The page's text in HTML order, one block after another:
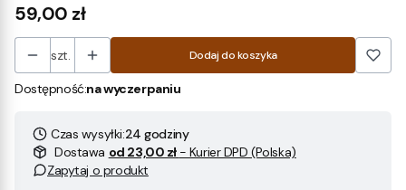
Cena
59,00 zł
szt. Dodaj do koszyka
Dostępność:na wyczerpaniu
Czas wysyłki:24 godziny
Dostawa od 23,00 zł - Kurier DPD (Polska)
Zapytaj o produkt